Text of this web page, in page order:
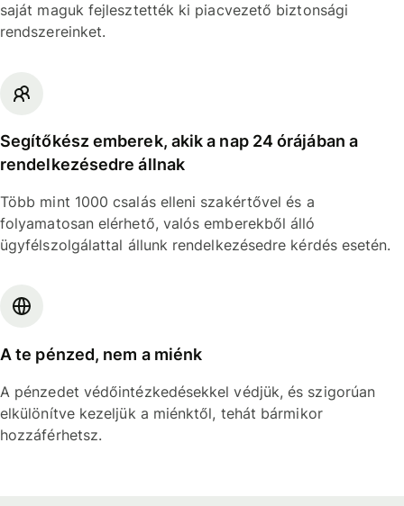
saját maguk fejlesztették ki piacvezető biztonsági
rendszereinket.
Segítőkész emberek, akik a nap 24 órájában a
rendelkezésedre állnak
Több mint 1000 csalás elleni szakértővel és a
folyamatosan elérhető, valós emberekből álló
ügyfélszolgálattal állunk rendelkezésedre kérdés esetén.
A te pénzed, nem a miénk
A pénzedet védőintézkedésekkel védjük, és szigorúan
elkülönítve kezeljük a miénktől, tehát bármikor
hozzáférhetsz.